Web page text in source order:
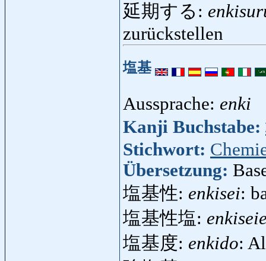
延期する:
zurückstellen
塩基
Aussprache: enki
Kanji Buchstabe:
Stichwort:
Übersetzung:
塩基性: enkisei:
塩基性塩:
塩基度: enkido: